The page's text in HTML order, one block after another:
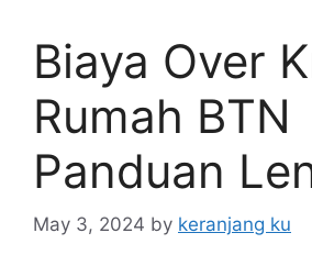
Biaya Over
Rumah BTN
Panduan
May 3, 2024 by keranjang ku